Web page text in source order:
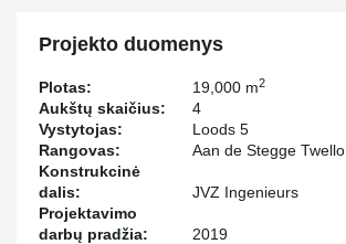
Projekto duomenys
Plotas: 19,000 m2
Aukštų skaičius:
4
Vystytojas:
Loods 5
Rangovas:
Aan de Stegge Twello
Konstrukcinė
dalis:
JVZ Ingenieurs
Projektavimo
darbų pradžia:
2019